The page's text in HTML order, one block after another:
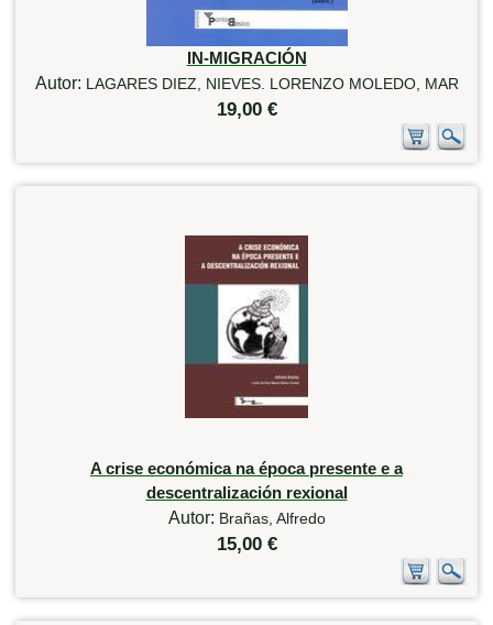
IN-MIGRACIÓN
Autor: LAGARES DIEZ, NIEVES. LORENZO MOLEDO, MAR
19,00 €
A crise económica na época presente e a
descentralización rexional
Autor: Brañas, Alfredo
15,00 €